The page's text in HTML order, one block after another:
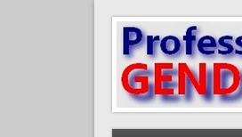
Profession
Le journal des